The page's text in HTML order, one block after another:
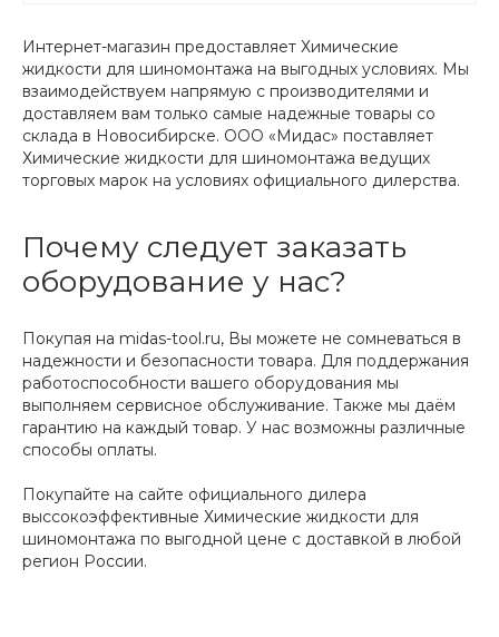
Интернет-магазин предоставляет Химические
жидкости для шиномонтажа на выгодных условиях. Мы
взаимодействуем напрямую с производителями и
доставляем вам только самые надежные товары со
склада в Новосибирске. ООО «Мидас» поставляет
Химические жидкости для шиномонтажа ведущих
торговых марок на условиях официального дилерства.
Почему следует заказать
оборудование у нас?
Покупая на midas-tool.ru, Вы можете не сомневаться в
надежности и безопасности товара. Для поддержания
работоспособности вашего оборудования мы
выполняем сервисное обслуживание. Также мы даём
гарантию на каждый товар. У нас возможны различные
способы оплаты.
Покупайте на сайте официального дилера
выссокоэффективные Химические жидкости для
шиномонтажа по выгодной цене с доставкой в любой
регион России.